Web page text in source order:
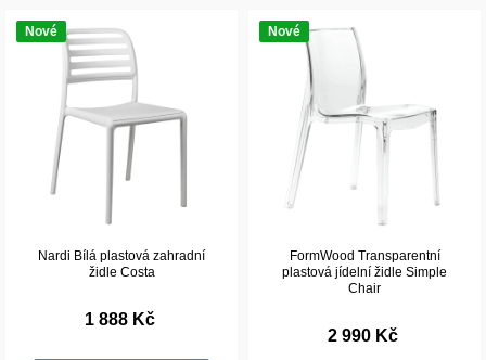
Nové
Nardi Bílá plastová zahradní
židle Costa
1 888 Kč
Nové
FormWood Transparentní
plastová jídelní židle Simple
Chair
2 990 Kč